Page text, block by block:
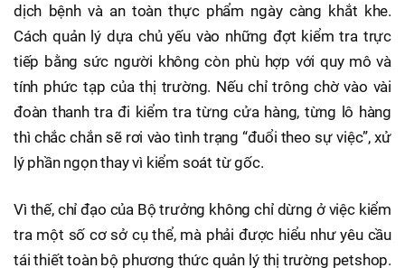
dịch bệnh và an toàn thực phẩm ngày càng khắt khe.
Cách quản lý dựa chủ yếu vào những đợt kiểm tra trực
tiếp bằng sức người không còn phù hợp với quy mô và
tính phức tạp của thị trường. Nếu chỉ trông chờ vào vài
đoàn thanh tra đi kiểm tra từng cửa hàng, từng lô hàng
thì chắc chắn sẽ rơi vào tình trạng “đuổi theo sự việc”, xử
lý phần ngọn thay vì kiểm soát từ gốc.
Vì thế, chỉ đạo của Bộ trưởng không chỉ dừng ở việc kiểm
tra một số cơ sở cụ thể, mà phải được hiểu như yêu cầu
tái thiết toàn bộ phương thức quản lý thị trường petshop.